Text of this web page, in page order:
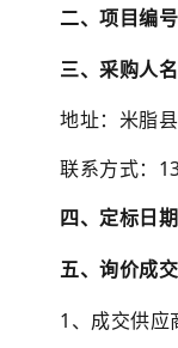
二、项目编号
三、采购人名
地址：米脂
联系方式：
四、定标日
五、询价成
1、成交供应